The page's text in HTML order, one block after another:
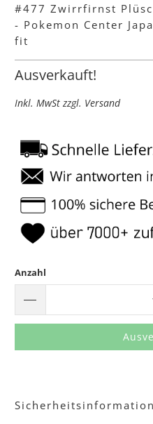
#477 Zwirrfirnst
- Pokemon Center
fit
Ausverkauft!
Inkl. MwSt zzgl. Versand
Anzahl